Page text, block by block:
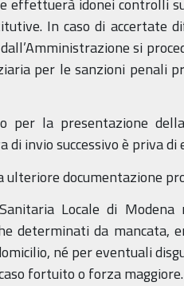
In caso di accertate
si
per le sanzioni penali
per la presentazione
di invio successivo è priva
ulteriore documentazione
Locale di
determinati da mancata,
né per eventuali
fortuito o forza maggiore.